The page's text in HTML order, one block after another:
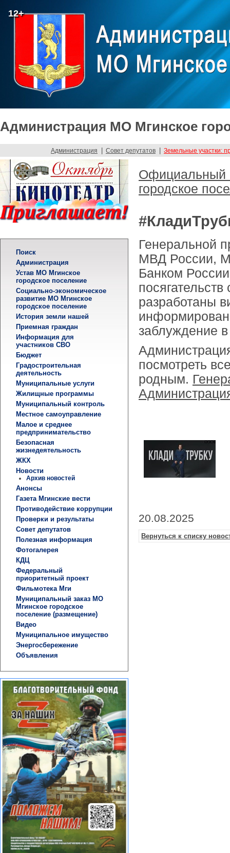
12+
Администрация МО Мгинское
Администрация Совет депутатов Земельные участки:
Поиск
Администрация
Устав МО Мгинское
городское поселение
Социально-экономическое
развитие МО Мгинское
городское поселение
История земли нашей
Приемная граждан
Информация для
участников СВО
Бюджет
Градостроительная
деятельность
Муниципальные услуги
Жилищные программы
Муниципальный контроль
Местное самоуправление
Малое и среднее
предпринимательство
Безопасная
жизнедеятельность
ЖКХ
Новости
Архив новостей
Анонсы
Газета Мгинские вести
Противодействие коррупции
Проверки и результаты
Совет депутатов
Полезная информация
Фотогалерея
КДЦ
Федеральный
приоритетный проект
Фильмотека Мги
Муниципальный заказ МО
Мгинское городское
поселение (размещение)
Видео
Муниципальное имущество
Энергосбережение
Объявления
Официальный
городское
Генеральной
МВД России,
Банком
разработаны
заблуждение
посмотреть
родным.
20.08.2025
Вернуться к списку